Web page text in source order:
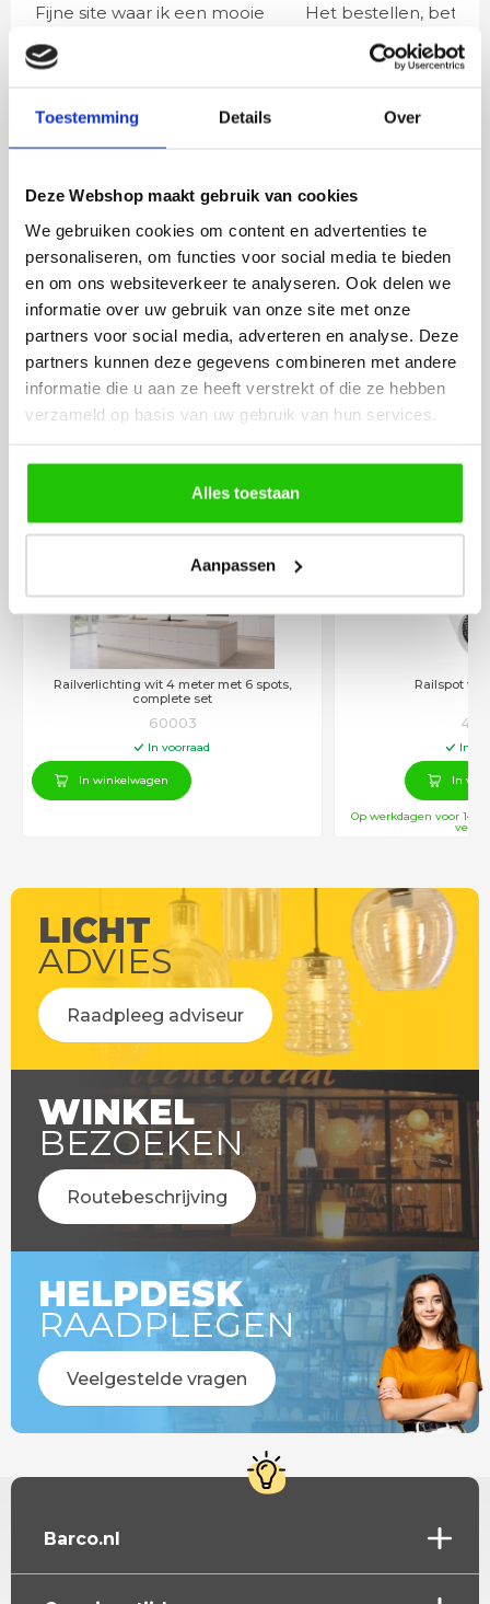
Toestemming Details Over
Deze Webshop maakt gebruik van cookies
We gebruiken cookies om content en advertenties te
personaliseren, om functies voor social media te bieden
en om ons websiteverkeer te analyseren. Ook delen we
informatie over uw gebruik van onze site met onze
partners voor social media, adverteren en analyse. Deze
partners kunnen deze gegevens combineren met andere
informatie die u aan ze heeft verstrekt of die ze hebben
verzameld op basis van uw gebruik van hun services.
Alles toestaan
Aanpassen
Fijne site waar ik een mooie
lamp heb uitgekozen en
besteld. De volgende dag
netjes en veilig verpakt.
Het bestellen,
leveren verliep vlot en
volledig naar wens.
veel sfeer, het is ook
MEER PRODUCTEN
UIT DE SERIE
RAILVERLICHTING PLUS
SERIE
Railverlichting wit 4 meter met 6 spots,
complete set
60003
In voorraad
In winkelwagen
Railspot wit
In
In
Op werkdagen voor
LICHT
ADVIES
Raadpleeg adviseur
WINKEL
BEZOEKEN
Routebeschrijving
HELPDESK
RAADPLEGEN
Veelgestelde vragen
Barco.nl